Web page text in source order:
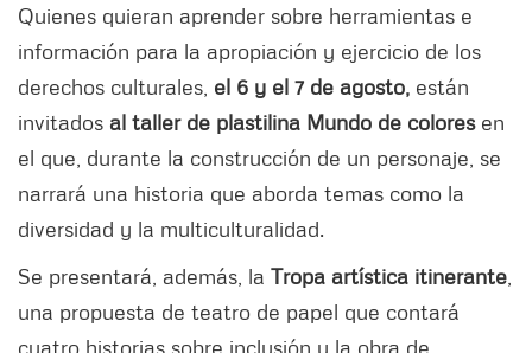
Quienes quieran aprender sobre herramientas e
información para la apropiación y ejercicio de los
derechos culturales, el 6 y el 7 de agosto, están
invitados al taller de plastilina Mundo de coloresen
el que, durante la construcción de un personaje, se
narrará una historia que aborda temas como la
diversidad y la multiculturalidad.
Se presentará, además, la Tropa artística itinerante
una propuesta de teatro de papel que contará
cuatro historias sobre inclusión y la obra de